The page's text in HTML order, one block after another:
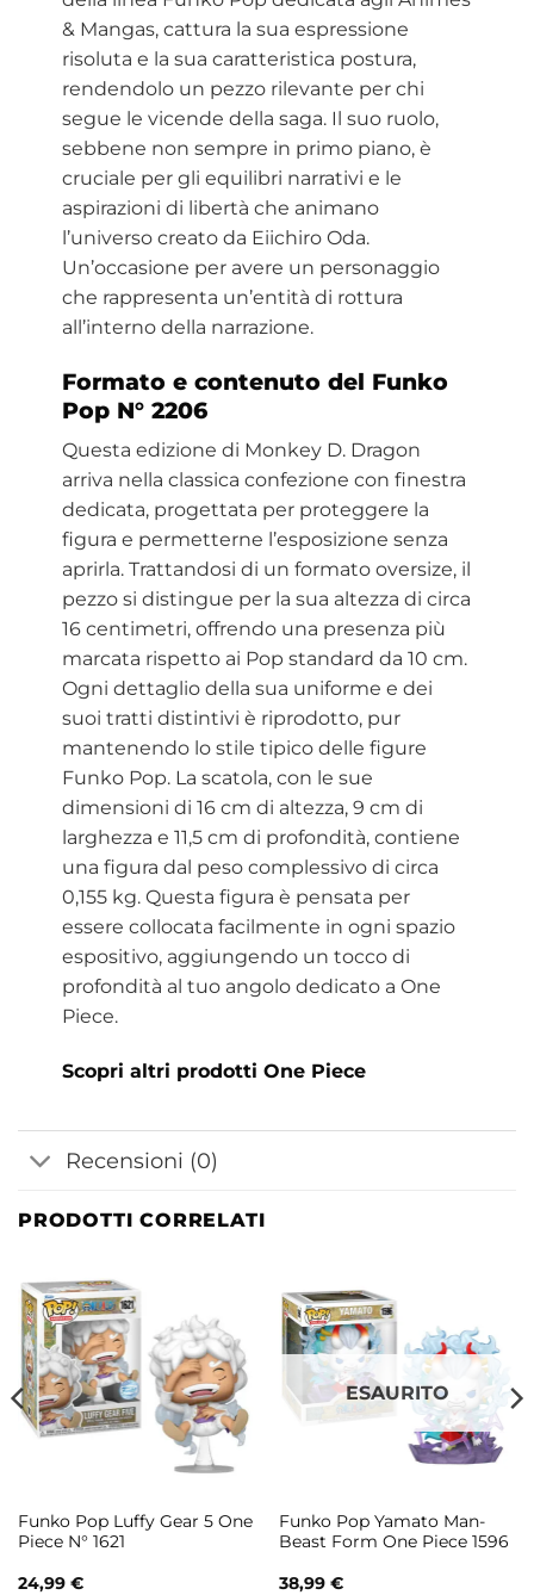
& Mangas, cattura la sua espressione
risoluta e la sua caratteristica postura,
rendendolo un pezzo rilevante per chi
segue le vicende della saga. Il suo ruolo,
sebbene non sempre in primo piano, è
cruciale per gli equilibri narrativi e le
aspirazioni di libertà che animano
l’universo creato da Eiichiro Oda.
Un’occasione per avere un personaggio
che rappresenta un’entità di rottura
all’interno della narrazione.
Formato e contenuto del Funko
Pop N° 2206
Questa edizione di Monkey D. Dragon
arriva nella classica confezione con finestra
dedicata, progettata per proteggere la
figura e permetterne l’esposizione senza
aprirla. Trattandosi di un formato oversize, il
pezzo si distingue per la sua altezza di circa
16 centimetri, offrendo una presenza più
marcata rispetto ai Pop standard da 10 cm.
Ogni dettaglio della sua uniforme e dei
suoi tratti distintivi è riprodotto, pur
mantenendo lo stile tipico delle figure
Funko Pop. La scatola, con le sue
dimensioni di 16 cm di altezza, 9 cm di
larghezza e 11,5 cm di profondità, contiene
una figura dal peso complessivo di circa
0,155 kg. Questa figura è pensata per
essere collocata facilmente in ogni spazio
espositivo, aggiungendo un tocco di
profondità al tuo angolo dedicato a One
Piece.
Scopri altri prodotti One Piece
Recensioni (0)
PRODOTTI CORRELATI
Funko Pop Luffy Gear 5 One
Piece N° 1621
24,99 €
ESAURITO
Funko Pop Yamato Man-
Beast Form One Piece 1596
38,99 €